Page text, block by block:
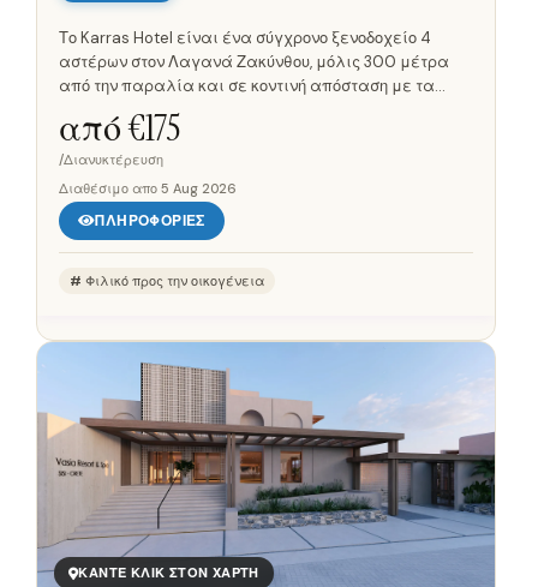
Το Karras Hotel είναι ένα σύγχρονο ξενοδοχείο 4
αστέρων στον Λαγανά Ζακύνθου, μόλις 300 μέτρα
από την παραλία και σε κοντινή απόσταση με τα
πόδια από το κέντρο. Τα ευρύχωρα δωμάτια έχουν
μοντέρνα διακόσμηση, τηλεόραση...
από €175
/Διανυκτέρευση
Διαθέσιμο απο 5 Aug 2026
ΠΛΗΡΟΦΟΡΊΕΣ
Φιλικό προς την οικογένεια
ΚΆΝΤΕ ΚΛΙΚ ΣΤΟΝ ΧΆΡΤΗ